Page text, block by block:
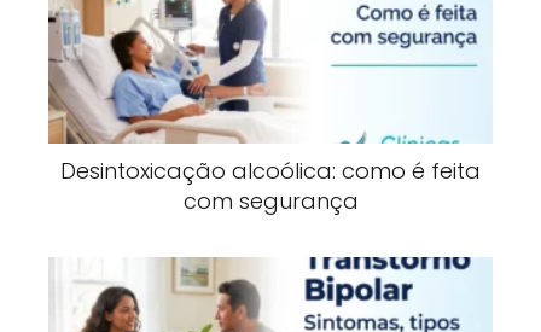
Desintoxicação alcoólica: como é feita
com segurança